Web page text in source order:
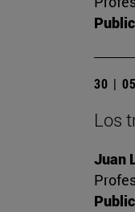
30 |
Los
Juan